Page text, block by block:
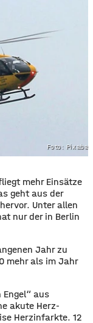
Foto:
mehr Einsätze
geht aus der
Unter allen
nur der in Berlin
Jahr zu
mehr als im Jahr
aus
akute Herz-
Herzinfarkte. 12